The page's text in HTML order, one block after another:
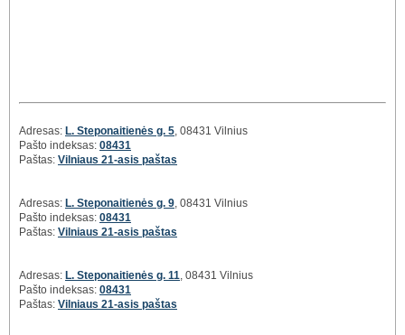
Adresas: L. Steponaitienės g. 5, 08431 Vilnius
Pašto indeksas: 08431
Paštas: Vilniaus 21-asis paštas
Adresas: L. Steponaitienės g. 9, 08431 Vilnius
Pašto indeksas: 08431
Paštas: Vilniaus 21-asis paštas
Adresas: L. Steponaitienės g. 11, 08431 Vilnius
Pašto indeksas: 08431
Paštas: Vilniaus 21-asis paštas